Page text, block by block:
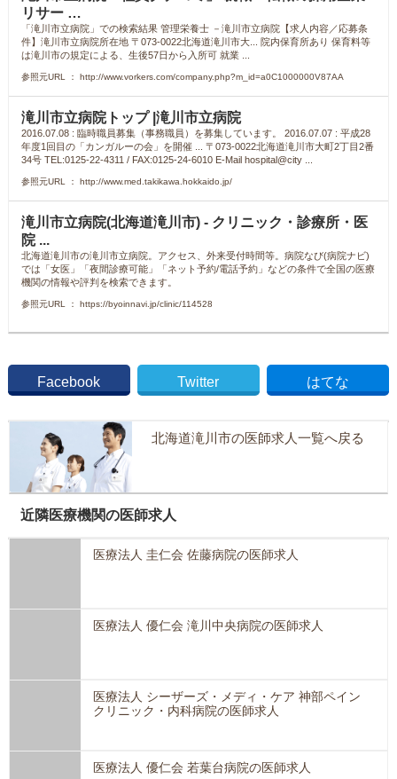
リサー …
「滝川市立病院」での検索結果 管理栄養士 －滝川市立病院【求人内容／応募条
件】滝川市立病院所在地 〒073-0022北海道滝川市大... 院内保育所あり 保育料等
は滝川市の規定による、生後57日から入所可 就業 ...
参照元URL ： http://www.vorkers.com/company.php?m_id=a0C1000000V87AA
滝川市立病院トップ |滝川市立病院
2016.07.08 : 臨時職員募集（事務職員）を募集しています。 2016.07.07 : 平成28
年度1回目の「カンガルーの会」を開催 ... 〒073-0022北海道滝川市大町2丁目2番
34号 TEL:0125-22-4311 / FAX:0125-24-6010 E-Mail hospital@city ...
参照元URL ： http://www.med.takikawa.hokkaido.jp/
滝川市立病院(北海道滝川市) - クリニック・診療所・医
院 ...
北海道滝川市の滝川市立病院。アクセス、外来受付時間等。病院なび(病院ナビ)
では「女医」「夜間診療可能」「ネット予約/電話予約」などの条件で全国の医療
機関の情報や評判を検索できます。
参照元URL ： https://byoinnavi.jp/clinic/114528
Facebook Twitter はてな
北海道滝川市の医師求人一覧へ戻る
近隣医療機関の医師求人
医療法人 圭仁会 佐藤病院の医師求人
医療法人 優仁会 滝川中央病院の医師求人
医療法人 シーザーズ・メディ・ケア 神部ペイン
クリニック・内科病院の医師求人
医療法人 優仁会 若葉台病院の医師求人